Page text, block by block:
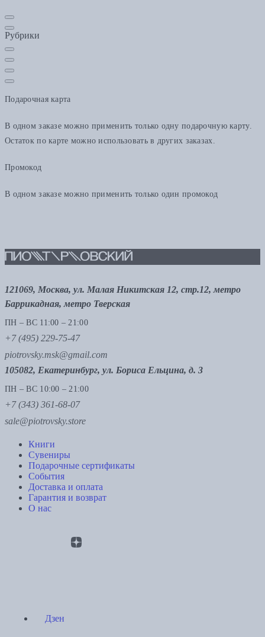
Рубрики
Подарочная карта
В одном заказе можно применить только одну подарочную карту.
Остаток по карте можно использовать в других заказах.
Промокод
В одном заказе можно применить только один промокод
121069, Москва, ул. Малая Никитская 12, стр.12, метро
Баррикадная, метро Тверская
ПН – ВС 11:00 – 21:00
+7 (495) 229-75-47
piotrovsky.msk@gmail.com
105082, Екатеринбург, ул. Бориса Ельцина, д. 3
ПН – ВС 10:00 – 21:00
+7 (343) 361-68-07
sale@piotrovsky.store
Книги
Сувениры
Подарочные сертификаты
События
Доставка и оплата
Гарантия и возврат
О нас
Дзен